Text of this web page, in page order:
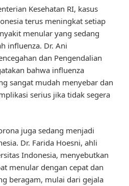
Kesehatan RI, kasus
terus meningkat setiap
menular yang sedang
influenza. Dr. Ani
dan Pengendalian
bahwa influenza
sangat mudah menyebar dan
serius jika tidak segera
juga sedang menjadi
Dr. Farida Hoesni, ahli
Indonesia, menyebutkan
menular dengan cepat dan
beragam, mulai dari gejala